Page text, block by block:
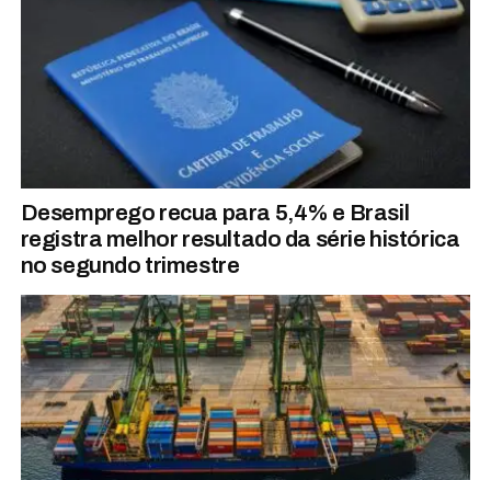
Desemprego recua para 5,4% e Brasil
registra melhor resultado da série histórica
no segundo trimestre